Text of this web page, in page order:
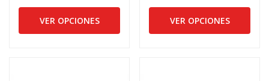
VER OPCIONES VER OPCIONES